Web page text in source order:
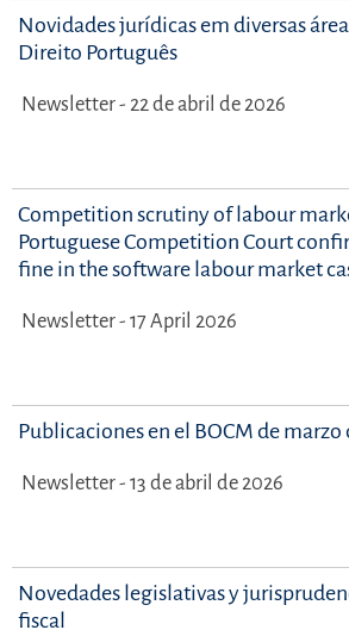
Novidades jurídicas em diversas
Direito Português
Newsletter - 22 de abril de 2026
Competition scrutiny of labour
Portuguese Competition Court
fine in the software labour market
Newsletter - 17 April 2026
Publicaciones en el BOCM de marzo
Newsletter - 13 de abril de 2026
Novedades legislativas y
fiscal